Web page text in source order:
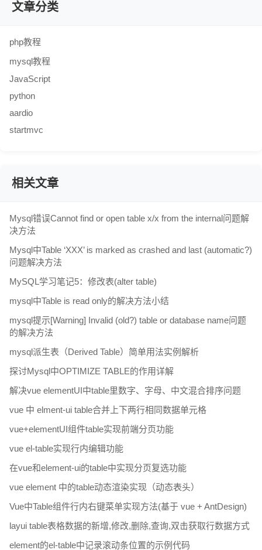
文章分类
php教程
mysql教程
JavaScript
python
aardio
startmvc
相关文章
Mysql错误Cannot find or open table x/x from the internal问题解
决方法
Mysql中Table ‘XXX’ is marked as crashed and last (automatic?)
问题解决方法
MySQL学习笔记5：修改表(alter table)
mysql中Table is read only的解决方法小结
mysql提示[Warning] Invalid (old?) table or database name问题
的解决方法
mysql派生表（Derived Table）简单用法实例解析
探讨Mysql中OPTIMIZE TABLE的作用详解
解决vue elementUI中table里数字、字母、中文混合排序问题
vue 中 elment-ui table合并上下两行相同数据单元格
vue+elementUI组件table实现前端分页功能
vue el-table实现行内编辑功能
在vue和element-ui的table中实现分页复选功能
vue element 中的table动态渲染实现（动态表头）
Vue中Table组件行内右键菜单实现方法(基于 vue + AntDesign)
layui table表格数据的新增,修改,删除,查询,双击获取行数据方式
element的el-table中记录滚动条位置的示例代码